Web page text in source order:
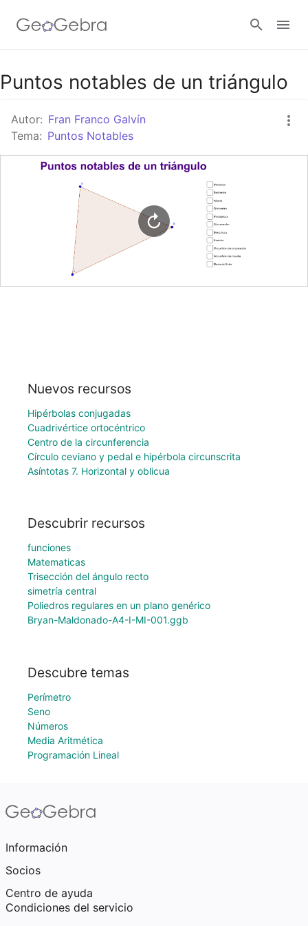
Google Classroom
GeoGebra Classroom
Puntos notables de un triángulo
Autor: Fran Franco Galvín
Tema: Puntos Notables
Nuevos recursos
Hipérbolas conjugadas
Cuadrivértice ortocéntrico
Centro de la circunferencia
Círculo ceviano y pedal e hipérbola circunscrita
Asíntotas 7. Horizontal y oblicua
Descubrir recursos
funciones
Matematicas
Trisección del ángulo recto
simetría central
Poliedros regulares en un plano genérico
Bryan-Maldonado-A4-I-MI-001.ggb
Descubre temas
Perímetro
Seno
Números
Media Aritmética
Programación Lineal
Información
Socios
Centro de ayuda
Condiciones del servicio